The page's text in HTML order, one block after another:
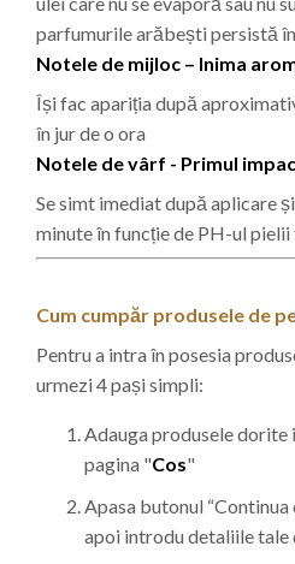
parfumurile arăbești persistă
Notele de mijloc – Inima
Își fac apariția după
în jur de o ora
Notele de vârf - Primul
Se simt imediat după aplicare
minute în funcție de PH-ul
Cum cumpăr produsele de
Pentru a intra în posesia
urmezi 4 pași simpli:
Adauga produsele dorite
pagina "Cos"
Apasa butonul
apoi introdu detaliile tale